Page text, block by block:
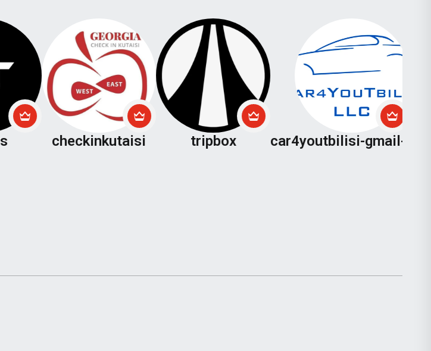
checkinkutaisi tripbox car4youtbilisi-gmail-com